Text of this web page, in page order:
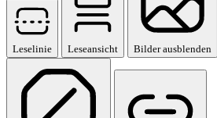
Leselinie Leseansicht Bilder ausblenden